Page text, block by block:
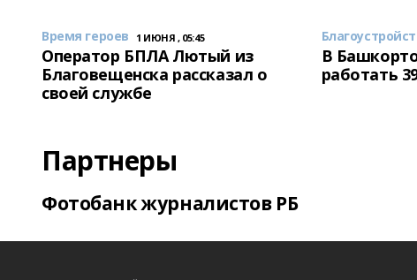
Время героев 1 ИЮНЯ , 05:45
Оператор БПЛА Лютый из
Благовещенска рассказал о
своей службе
В
работать
Партнеры
Фотобанк журналистов РБ